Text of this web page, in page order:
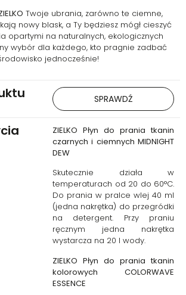
Twoje ubrania, zarówno te ciemne,
nowy blask, a Ty będziesz mógł cieszyć
opartymi na naturalnych, ekologicznych
wybór dla każdego, kto pragnie zadbać
jednocześnie!
SPRAWDŹ
ZIELKO Płyn do prania tkanin
czarnych i ciemnych MIDNIGHT
DEW
Skutecznie działa w
temperaturach od 20 do 60°C.
Do prania w pralce wlej 40 ml
(jedna nakrętka) do przegródki
na detergent. Przy praniu
ręcznym jedna nakrętka
wystarcza na 20 l wody.
ZIELKO Płyn do prania tkanin
kolorowych COLORWAVE
ESSENCE